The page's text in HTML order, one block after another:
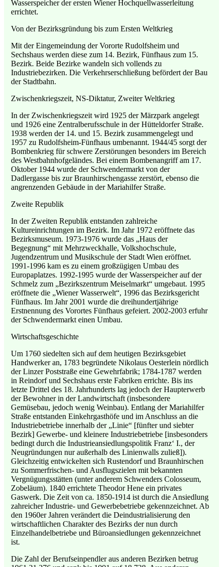
Wasserspeicher der ersten Wiener Hochquellwasserleitung
errichtet.
Von der Bezirksgründung bis zum Ersten Weltkrieg
Mit der Eingemeindung der Vororte Rudolfsheim und
Sechshaus werden diese zum 14. Bezirk, Fünfhaus zum 15.
Bezirk. Beide Bezirke wandeln sich vollends zu
Industriebezirken. Die Verkehrserschließung befördert der Bau
der Stadtbahn.
Zwischenkriegszeit, NS-Diktatur, Zweiter Weltkrieg
In der Zwischenkriegszeit wird 1925 der Märzpark angelegt
und 1926 eine Zentralberufsschule in der Hütteldorfer Straße.
1938 werden der 14. und 15. Bezirk zusammengelegt und
1957 zu Rudolfsheim-Fünfhaus umbenannt. 1944/45 sorgt der
Bombenkrieg für schwere Zerstörungen besonders im Bereich
des Westbahnhofgeländes. Bei einem Bombenangriff am 17.
Oktober 1944 wurde der Schwendermarkt von der
Dadlergasse bis zur Braunhirschengasse zerstört, ebenso die
angrenzenden Gebäude in der Mariahilfer Straße.
Zweite Republik
In der Zweiten Republik entstanden zahlreiche
Kultureinrichtungen im Bezirk. Im Jahr 1972 eröffnete das
Bezirksmuseum. 1973-1976 wurde das „Haus der
Begegnung“ mit Mehrzweckhalle, Volkshochschule,
Jugendzentrum und Musikschule der Stadt Wien eröffnet.
1991-1996 kam es zu einem großzügigen Umbau des
Europaplatzes. 1992-1995 wurde der Wasserspeicher auf der
Schmelz zum „Bezirkszentrum Meiselmarkt“ umgebaut. 1995
eröffnete die „Wiener Wasserwelt“, 1996 das Bezirksgericht
Fünfhaus. Im Jahr 2001 wurde die dreihundertjährige
Erstnennung des Vorortes Fünfhaus gefeiert. 2002-2003 erfuhr
der Schwendermarkt einen Umbau.
Wirtschaftsgeschichte
Um 1760 siedelten sich auf dem heutigen Bezirksgebiet
Handwerker an, 1783 begründete Nikolaus Oesterlein nördlich
der Linzer Poststraße eine Gewehrfabrik; 1784-1787 werden
in Reindorf und Sechshaus erste Fabriken errichte. Bis ins
letzte Drittel des 18. Jahrhunderts lag jedoch der Haupterwerb
der Bewohner in der Landwirtschaft (insbesondere
Gemüsebau, jedoch wenig Weinbau). Entlang der Mariahilfer
Straße entstanden Einkehrgasthöfe und im Anschluss an die
Industriebetriebe innerhalb der „Linie“ [fünfter und siebter
Bezirk] Gewerbe- und kleinere Industriebetriebe [insbesonders
bedingt durch die Industrieansiedlungspolitik Franz‘ I., der
Neugründungen nur außerhalb des Linienwalls zuließ]).
Gleichzeitig entwickelten sich Rustendorf und Braunhirschen
zu Sommerfrischen- und Ausflugszielen mit bekannten
Vergnügungsstätten (unter anderem Schwenders Colosseum,
Zobeläum). 1840 errichtete Theodor Hene ein privates
Gaswerk. Die Zeit von ca. 1850-1914 ist durch die Ansiedlung
zahreicher Industrie- und Gewerbebetriebe gekennzeichnet. Ab
den 1960er Jahren verändert die Deindustrialisierung den
wirtschaftlichen Charakter des Bezirks der nun durch
Einzelhandelbetriebe und Büroansiedlungen gekennzeichnet
ist.
Die Zahl der Berufseinpendler aus anderen Bezirken betrug